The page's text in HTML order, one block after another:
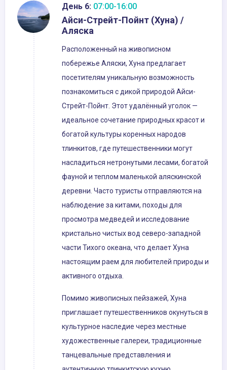
День 6: 07:00-16:00
Айси-Стрейт-Пойнт (Хуна) /
Аляска
Расположенный на живописном
побережье Аляски, Хуна предлагает
посетителям уникальную возможность
познакомиться с дикой природой Айси-
Стрейт-Пойнт. Этот удалённый уголок —
идеальное сочетание природных красот и
богатой культуры коренных народов
тлинкитов, где путешественники могут
насладиться нетронутыми лесами, богатой
фауной и теплом маленькой аляскинской
деревни. Часто туристы отправляются на
наблюдение за китами, походы для
просмотра медведей и исследование
кристально чистых вод северо-западной
части Тихого океана, что делает Хуна
настоящим раем для любителей природы и
активного отдыха.
Помимо живописных пейзажей, Хуна
приглашает путешественников окунуться в
культурное наследие через местные
художественные галереи, традиционные
танцевальные представления и